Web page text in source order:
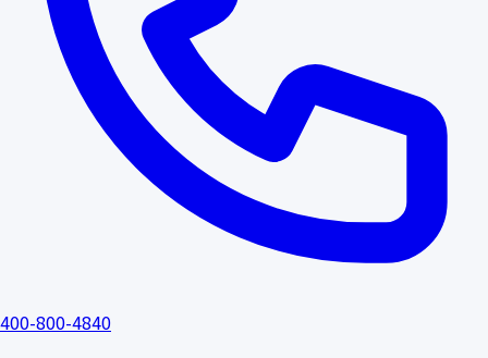
400-800-4840